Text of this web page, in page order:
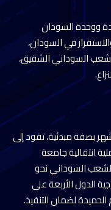
ووحدة السودان
في السودان،
السوداني الشقيق،
بصفة مبدئية، تقود إلى
انتقالية جامعة
السوداني نحو
الدول الأربعة على
لضمان التنفيذ.